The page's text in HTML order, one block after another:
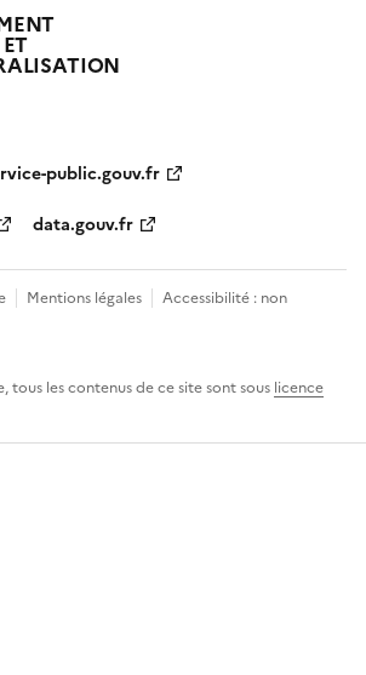
public.gouv.fr
data.gouv.fr
Mentions légales
Accessibilité : non
tous les contenus de ce site sont sous licence